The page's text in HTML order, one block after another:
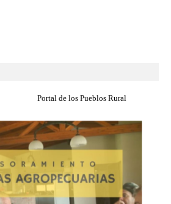
Portal de los Pueblos Rural